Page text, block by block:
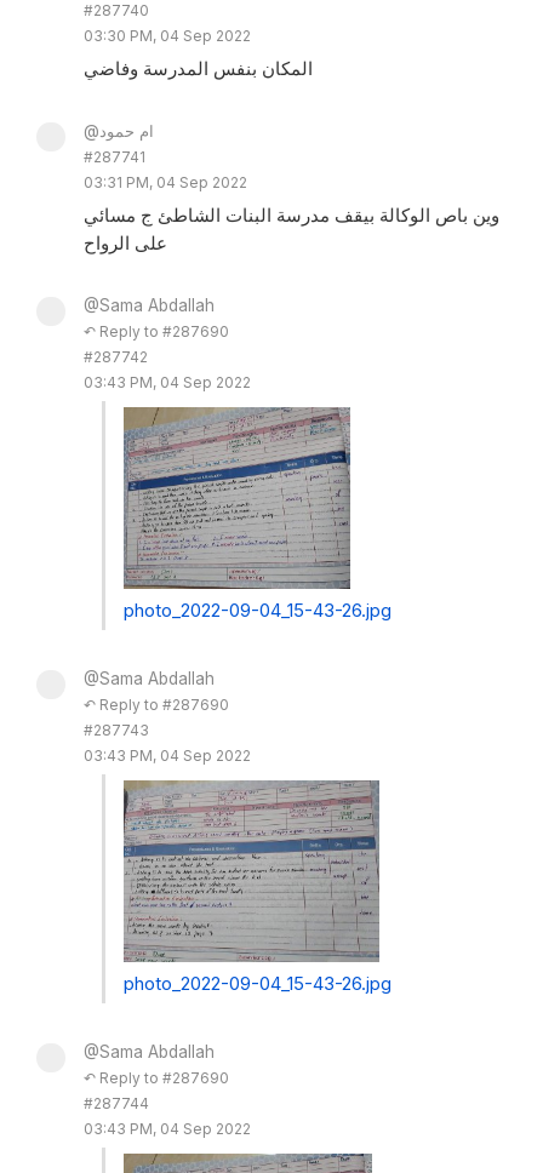
#287740
03:30 PM, 04 Sep 2022
المكان بنفس المدرسة وفاضي
@ام حمود
#287741
03:31 PM, 04 Sep 2022
وين باص الوكالة بيقف مدرسة البنات الشاطئ ج مسائي
على الرواح
@Sama Abdallah
↶ Reply to #287690
#287742
03:43 PM, 04 Sep 2022
photo_2022-09-04_15-43-26.jpg
@Sama Abdallah
↶ Reply to #287690
#287743
03:43 PM, 04 Sep 2022
photo_2022-09-04_15-43-26.jpg
@Sama Abdallah
↶ Reply to #287690
#287744
03:43 PM, 04 Sep 2022